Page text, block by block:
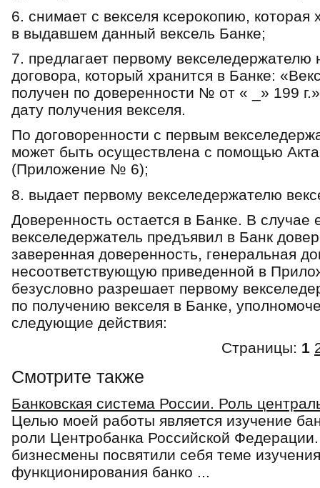
6. снимает с векселя ксерокопию, которая
в выдавшем данный вексель Банке;
7. предлагает первому векселедержателю
договора, который хранится в Банке:
получен по доверенности № от « _» 199
дату получения векселя.
По договоренности с первым
может быть осуществлена с помощью
(Приложение № 6);
8. выдает первому векселедержателю
Доверенность остается в Банке. В случае
векселедержатель предъявил в Банк
заверенная доверенность, генеральная
несоответствующую приведенной в
безусловно разрешает первому
по получению векселя в Банке,
следующие действия:
Страницы: 1
Смотрите также
Банковская система России. Роль
Целью моей работы является изучение
роли Центробанка Российской
бизнесмены посвятили себя теме
функционирования банко ...